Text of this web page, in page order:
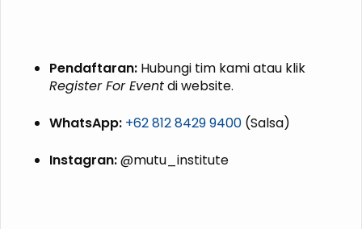
Pendaftaran: Hubungi tim kami atau klik
Register For Eventdi website.
WhatsApp: +62 812 8429 9400 (Salsa)
Instagran:@mutu_institute